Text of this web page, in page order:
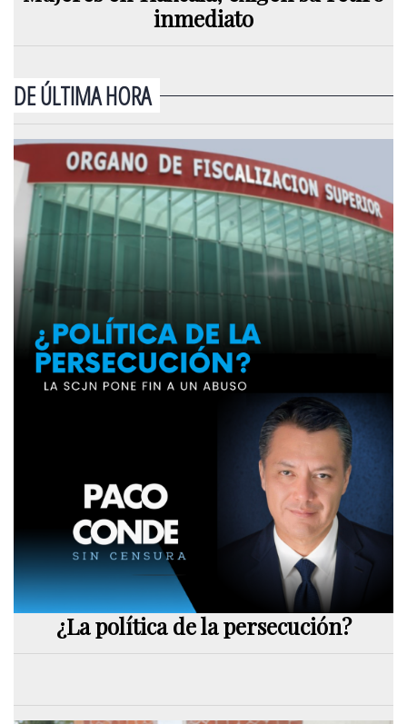
inmediato
DE ÚLTIMA HORA
¿La política de la persecución?